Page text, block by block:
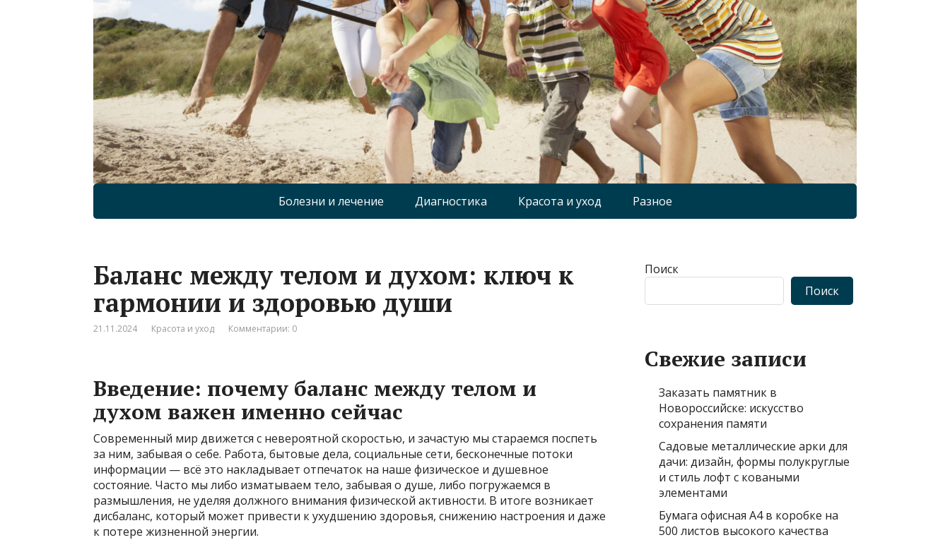
Болезни и лечение Диагностика Красота и уход Разное
Баланс между телом и духом: ключ к
гармонии и здоровью души
21.11.2024 Красота и уход Комментарии: 0
Введение: почему баланс между телом и
духом важен именно сейчас
Современный мир движется с невероятной скоростью, и зачастую мы стараемся поспеть
за ним, забывая о себе. Работа, бытовые дела, социальные сети, бесконечные потоки
информации — всё это накладывает отпечаток на наше физическое и душевное
состояние. Часто мы либо изматываем тело, забывая о душе, либо погружаемся в
размышления, не уделяя должного внимания физической активности. В итоге возникает
дисбаланс, который может привести к ухудшению здоровья, снижению настроения и даже
к потере жизненной энергии.
Поиск
Поиск
Свежие записи
Заказать памятник в
Новороссийске: искусство
сохранения памяти
Садовые металлические арки для
дачи: дизайн, формы полукруглые
и стиль лофт с коваными
элементами
Бумага офисная А4 в коробке на
500 листов высокого качества